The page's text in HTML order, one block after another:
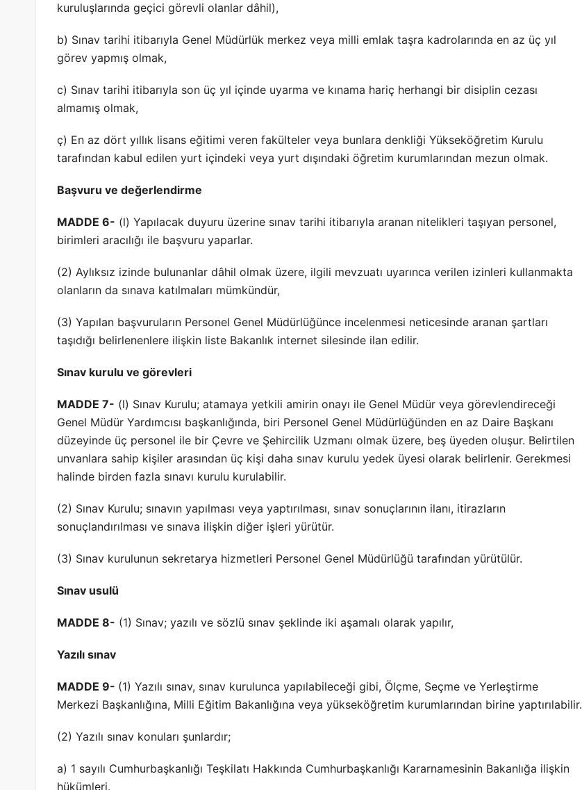
kuruluşlarında geçici görevli olanlar dâhil),
b) Sınav tarihi itibarıyla Genel Müdürlük merkez veya milli emlak taşra kadrolarında en az üç yıl
görev yapmış olmak,
c) Sınav tarihi itibarıyla son üç yıl içinde uyarma ve kınama hariç herhangi bir disiplin cezası
almamış olmak,
ç) En az dört yıllık lisans eğitimi veren fakülteler veya bunlara denkliği Yükseköğretim Kurulu
tarafından kabul edilen yurt içindeki veya yurt dışındaki öğretim kurumlarından mezun olmak.
Başvuru ve değerIendirme
MADDE 6- (l) Yapılacak duyuru üzerine sınav tarihi itibarıyla aranan nitelikleri taşıyan personel,
birimleri aracılığı ile başvuru yaparlar.
(2) Aylıksız izinde bulunanlar dâhil olmak üzere, ilgili mevzuatı uyarınca verilen izinleri kullanmakta
olanların da sınava katılmaları mümkündür,
(3) Yapılan başvuruların Personel Genel Müdürlüğünce incelenmesi neticesinde aranan şartları
taşıdığı belirlenenlere ilişkin liste Bakanlık internet silesinde ilan edilir.
Sınav kurulu ve görevleri
MADDE 7- (l) Sınav Kurulu; atamaya yetkili amirin onayı ile Genel Müdür veya görevlendireceği
Genel Müdür Yardımcısı başkanlığında, biri Personel Genel Müdürlüğünden en az Daire Başkanı
düzeyinde üç personel ile bir Çevre ve Şehircilik Uzmanı olmak üzere, beş üyeden oluşur. Belirtilen
unvanlara sahip kişiler arasından üç kişi daha sınav kurulu yedek üyesi olarak belirlenir. Gerekmesi
halinde birden fazla sınavı kurulu kurulabilir.
(2) Sınav Kurulu; sınavın yapılması veya yaptırılması, sınav sonuçlarının ilanı, itirazların
sonuçlandırılması ve sınava ilişkin diğer işleri yürütür.
(3) Sınav kurulunun sekretarya hizmetleri Personel Genel Müdürlüğü tarafından yürütülür.
Sınav usulü
MADDE 8- (1) Sınav; yazılı ve sözlü sınav şeklinde iki aşamalı olarak yapılır,
Yazılı sınav
MADDE 9- (1) Yazılı sınav, sınav kurulunca yapılabileceği gibi, Ölçme, Seçme ve Yerleştirme
Merkezi Başkanlığına, Milli Eğitim Bakanlığına veya yükseköğretim kurumlarından birine yaptırılabilir.
(2) Yazılı sınav konuları şunlardır;
a) 1 sayılı Cumhurbaşkanlığı Teşkilatı Hakkında Cumhurbaşkanlığı Kararnamesinin Bakanlığa ilişkin
hükümleri.